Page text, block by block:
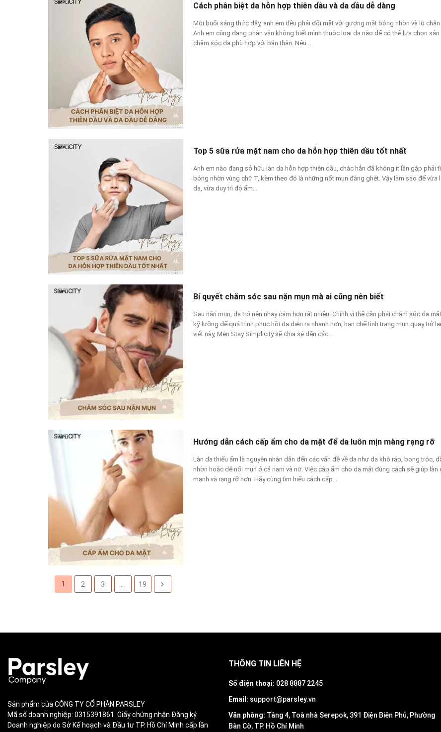
Cách phân biệt da hỗn hợp thiên dầu và da dầu dễ dàng
Mỗi buổi sáng thức dậy, anh em đều phải đối mặt với gương mặt bóng nhờn và lỗ
Anh em cũng đang phân vân không biết mình thuộc loại da nào để có thể lựa chọn sản
chăm sóc da phù hợp với bản thân. Nếu...
Top 5 sữa rửa mặt nam cho da hỗn hợp thiên dầu tốt nhất
Anh em nào đang sở hữu làn da hỗn hợp thiên dầu, chắc hẳn đã không ít lần gặp phải
bóng nhờn vùng chữ T, kèm theo đó là những nốt mụn đáng ghét. Vậy làm sao để vừa
da, vừa duy trì độ ẩm...
Bí quyết chăm sóc sau nặn mụn mà ai cũng nên biết
Sau nặn mụn, da trở nên nhạy cảm hơn rất nhiều. Chính vì thế cần phải chăm sóc da
kỹ lưỡng để quá trình phục hồi da diễn ra nhanh hơn, hạn chế tình trạng mụn quay trở
viết này, Men Stay Simplicity sẽ chia sẻ đến các...
Hướng dẫn cách cấp ẩm cho da mặt để da luôn mịn màng rạng rỡ
Làn da thiếu ẩm là nguyên nhân dẫn đến các vấn đề về da như da khô ráp, bong tróc,
nhờn hoặc dễ nổi mụn ​​ở cả nam và nữ. Việc cấp ẩm cho da mặt đúng cách sẽ giúp làn
mạnh và rạng rỡ hơn. Hãy cùng tìm hiểu cách cấp...
1 2 3 19
Sản phẩm của CÔNG TY CỔ PHẦN PARSLEY
Mã số doanh nghiệp: 0315391861. Giấy chứng nhận Đăng ký
Doanh nghiệp do Sở Kế hoạch và Đầu tư TP. Hồ Chí Minh cấp lần
THÔNG TIN LIÊN HỆ
Số điện thoại: 028 8887 2245
Email: support@parsley.vn
Văn phòng: Tầng 4, Toà nhà Serepok, 391 Điện Biên Phủ, Phường
Bàn Cờ, TP. Hồ Chí Minh